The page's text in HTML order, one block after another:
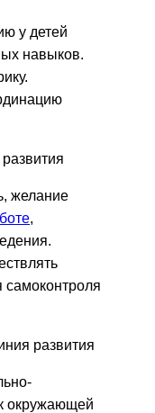
у детей
навыков.
желание
,
самоконтроля
развития
окружающей